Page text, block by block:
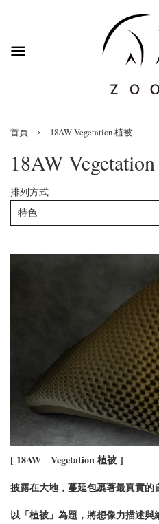
首頁 › 18AW Vegetation 植被
18AW
排列方式
[ 18AW Vegetation 植被 ]
披露在大地，蔓延包裹著最真實的
以「植被」為題，將想像力描述與